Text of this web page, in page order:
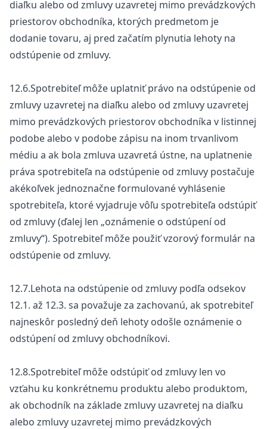
diaľku alebo od zmluvy uzavretej mimo prevádzkových
priestorov obchodníka, ktorých predmetom je
dodanie tovaru, aj pred začatím plynutia lehoty na
odstúpenie od zmluvy.
12.6.Spotrebiteľ môže uplatniť právo na odstúpenie od
zmluvy uzavretej na diaľku alebo od zmluvy uzavretej
mimo prevádzkových priestorov obchodníka v listinnej
podobe alebo v podobe zápisu na inom trvanlivom
médiu a ak bola zmluva uzavretá ústne, na uplatnenie
práva spotrebiteľa na odstúpenie od zmluvy postačuje
akékoľvek jednoznačne formulované vyhlásenie
spotrebiteľa, ktoré vyjadruje vôľu spotrebiteľa odstúpiť
od zmluvy (ďalej len „oznámenie o odstúpení od
zmluvy“). Spotrebiteľ môže použiť vzorový formulár na
odstúpenie od zmluvy.
12.7.Lehota na odstúpenie od zmluvy podľa odsekov
12.1. až 12.3. sa považuje za zachovanú, ak spotrebiteľ
najneskôr posledný deň lehoty odošle oznámenie o
odstúpení od zmluvy obchodníkovi.
12.8.Spotrebiteľ môže odstúpiť od zmluvy len vo
vzťahu ku konkrétnemu produktu alebo produktom,
ak obchodník na základe zmluvy uzavretej na diaľku
alebo zmluvy uzavretej mimo prevádzkových